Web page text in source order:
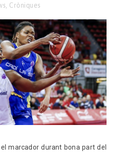
, Cròniques
marcador durant bona part del